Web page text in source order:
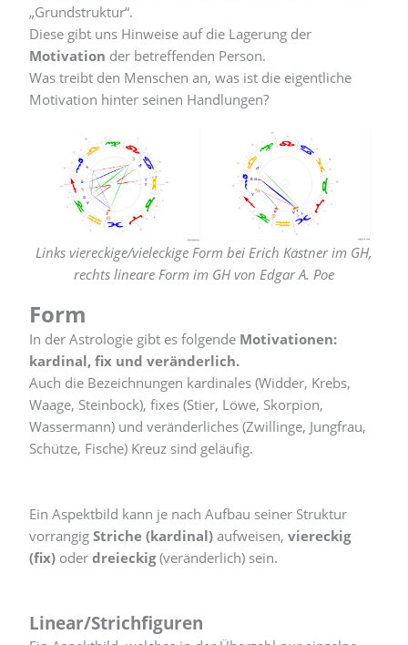
„Grundstruktur“.
Diese gibt uns Hinweise auf die Lagerung der
Motivation der betreffenden Person.
Was treibt den Menschen an, was ist die eigentliche
Motivation hinter seinen Handlungen?
Links viereckige/vieleckige Form bei Erich Kästner im GH,
rechts lineare Form im GH von Edgar A. Poe
Form
In der Astrologie gibt es folgende Motivationen:
kardinal, fix und veränderlich.
Auch die Bezeichnungen kardinales (Widder, Krebs,
Waage, Steinbock), fixes (Stier, Löwe, Skorpion,
Wassermann) und veränderliches (Zwillinge, Jungfrau,
Schütze, Fische) Kreuz sind geläufig.
Ein Aspektbild kann je nach Aufbau seiner Struktur
vorrangigStriche (kardinal)aufweisen, viereckig
(fix) oderdreieckig(veränderlich) sein.
Linear/Strichfiguren